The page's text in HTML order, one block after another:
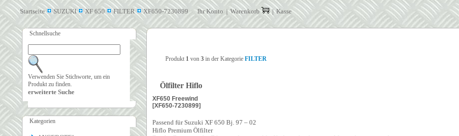
Startseite SUZUKI XF 650 FILTER XF650-7230899 Ihr Konto |Warenkorb |Kasse
Schnellsuche
Verwenden Sie Stichworte, um ein
Produkt zu finden.
erweiterte Suche
Kategorien
Produkt 1 von 3 in der Kategorie FILTER
Ölfilter Hiflo
XF650 Freewind
[XF650-7230899]
Passend für Suzuki XF 650 Bj. 97 – 02
Hiflo Premium Ölfilter